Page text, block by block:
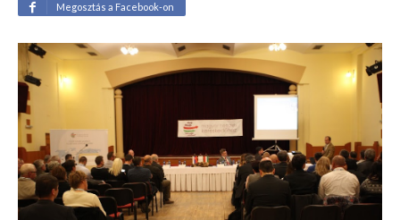
Megosztás a Facebook-on